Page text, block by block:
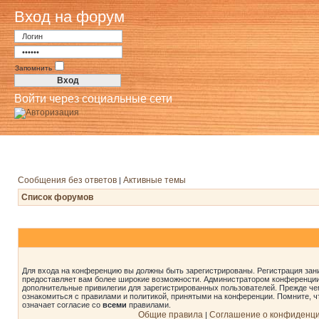
Вход на форум
Запомнить
Войти через социальные сети
Сообщения без ответов | Активные темы
Список форумов
Для входа на конференцию вы должны быть зарегистрированы. Регистрация
предоставляет вам более широкие возможности. Администратором
дополнительные привилегии для зарегистрированных пользователей. Прежде
ознакомиться с правилами и политикой, принятыми на конференции. Помните,
означает согласие со всеми правилами.
Общие правила | Соглашение о